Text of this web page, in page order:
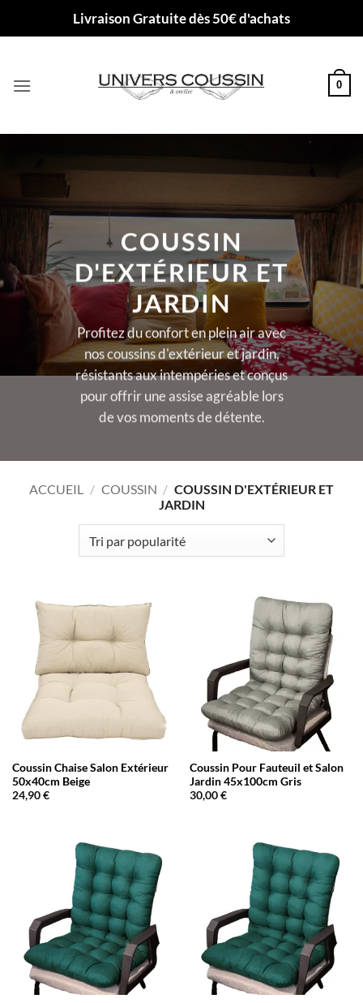
Livraison Gratuite dès 50€ d'achats
0
COUSSIN
D'EXTÉRIEUR ET
JARDIN
Profitez du confort en plein air avec
nos coussins d'extérieur et jardin,
résistants aux intempéries et conçus
pour offrir une assise agréable lors
de vos moments de détente.
ACCUEIL / COUSSIN / COUSSIN D'EXTÉRIEUR ET
JARDIN
Coussin Chaise Salon Extérieur
50x40cm Beige
24,90€
Coussin Pour Fauteuil et Salon
Jardin 45x100cm Gris
30,00€